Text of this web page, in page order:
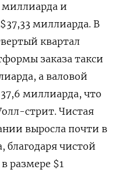
миллиарда и
миллиарда. В
квартал
заказа такси
а валовой
миллиарда, что
стрит. Чистая
выросла почти в
благодаря чистой
размере $1